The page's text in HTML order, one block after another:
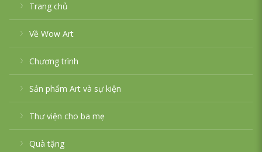
Trang chủ
Về Wow Art
Chương trình
Sản phẩm Art và sự kiện
Thư viện cho ba mẹ
Quà tặng